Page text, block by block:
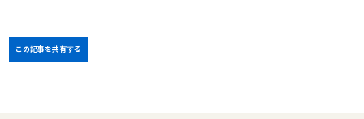
この記事を共有する